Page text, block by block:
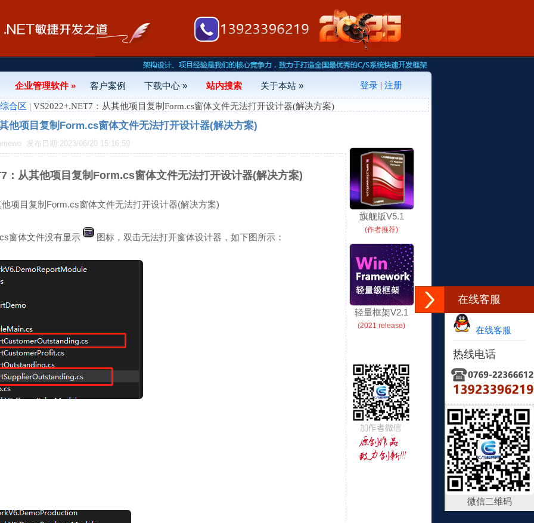
在线客服
在线客服
热线电话
微信二维码
企业管理软件 » 客户案例 下载中心 » 站内搜索 关于本站 » 登录| 注册
合区 | VS2022+.NET7：从其他项目复制Form.cs窗体文件无法打开设计器(解决方案)
他项目复制Form.cs窗体文件无法打开设计器(解决方案)
发布日期:2023/06/20 15:16:59
：从其他项目复制Form.cs窗体文件无法打开设计器(解决方案)
项目复制Form.cs窗体文件无法打开设计器(解决方案)
窗体文件没有显示 图标，双击无法打开窗体设计器，如下图所示：
旗舰版V5.1
(作者推荐)
轻量框架V2.1
(2021 release)